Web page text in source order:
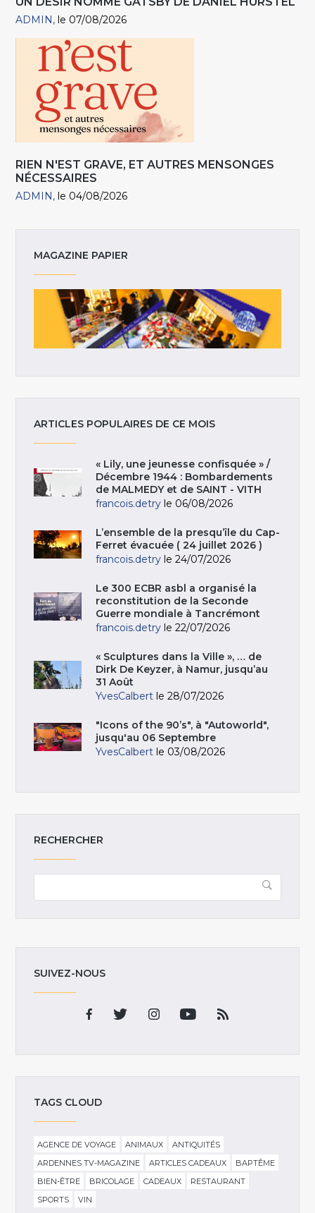
ADMIN le 07/08/2026
RIEN N'EST GRAVE, ET AUTRES MENSONGES
NÉCESSAIRES
ADMIN le 04/08/2026
MAGAZINE PAPIER
ARTICLES POPULAIRES DE CE MOIS
« Lily, une jeunesse confisquée » /
Décembre 1944 : Bombardements
de MALMEDY et de SAINT - VITH
francois.detry le 06/08/2026
L’ensemble de la presqu’île du Cap-
Ferret évacuée ( 24 juillet 2026 )
francois.detry le 24/07/2026
Le 300 ECBR asbl a organisé la
reconstitution de la Seconde
Guerre mondiale à Tancrémont
francois.detry le 22/07/2026
« Sculptures dans la Ville », … de
Dirk De Keyzer, à Namur, jusqu’au
31 Août
YvesCalbert le 28/07/2026
"Icons of the 90’s", à "Autoworld",
jusqu'au 06 Septembre
YvesCalbert le 03/08/2026
RECHERCHER
SUIVEZ-NOUS
TAGS CLOUD
AGENCE DE VOYAGE ANIMAUX
ANTIQUITÉS
ARDENNES TV-MAGAZINE
ARTICLES CADEAUX
BAPTÊME
BIEN-ÊTRE
BRICOLAGE CADEAUX
RESTAURANT
SPORTS
VIN